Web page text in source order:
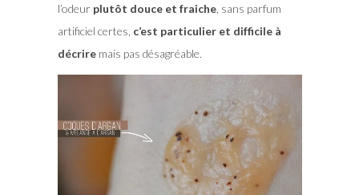
l’odeur plutôt douce et fraiche, sans parfum
artificiel certes, c’est particulier et difficile à
décriremais pas désagréable.